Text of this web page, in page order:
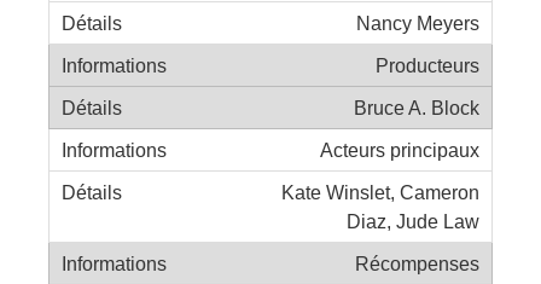
Nancy Meyers
Producteurs
Bruce A. Block
Acteurs principaux
Kate Winslet, Cameron
Diaz, Jude Law
Récompenses